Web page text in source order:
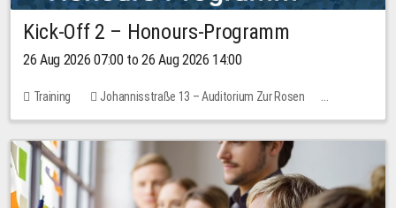
Kick-Off 2 – Honours-Programm
26 Aug 2026 07:00 to 26 Aug 2026 14:00
Training
Johannisstraße 13 – Auditorium Zur Rosen
No free places